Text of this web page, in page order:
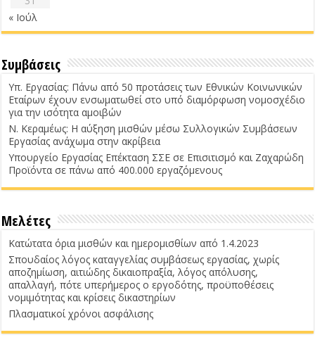
« Ιούλ
Συμβάσεις
Υπ. Εργασίας: Πάνω από 50 προτάσεις των Εθνικών Κοινωνικών
Εταίρων έχουν ενσωματωθεί στο υπό διαμόρφωση νομοσχέδιο
για την ισότητα αμοιβών
Ν. Κεραμέως: Η αύξηση μισθών μέσω Συλλογικών Συμβάσεων
Εργασίας ανάχωμα στην ακρίβεια
Υπουργείο Εργασίας Επέκταση ΣΣΕ σε Επισιτισμό και Ζαχαρώδη
Προϊόντα σε πάνω από 400.000 εργαζόμενους
Μελέτες
Κατώτατα όρια μισθών και ημερομισθίων από 1.4.2023
Σπουδαίος λόγος καταγγελίας συμβάσεως εργασίας, χωρίς
αποζημίωση, αιτιώδης δικαιοπραξία, λόγος απόλυσης,
απαλλαγή, πότε υπερήμερος ο εργοδότης, προϋποθέσεις
νομιμότητας και κρίσεις δικαστηρίων
Πλασματικοί χρόνοι ασφάλισης